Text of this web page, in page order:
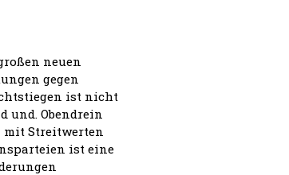
neuen
gegen
ist nicht
und. Obendrein
mit Streitwerten
ist eine